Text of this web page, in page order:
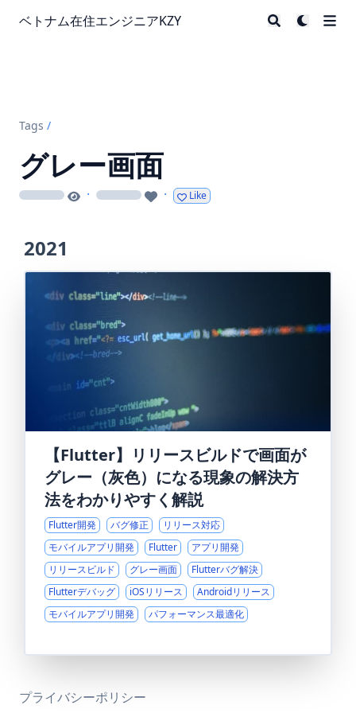
ベトナム在住エンジニアKZY
Tags /
グレー画面
loading · loading · Like
2021
【Flutter】リリースビルドで画面が
グレー（灰色）になる現象の解決方
法をわかりやすく解説
Flutter開発 バグ修正
リリース対応
モバイルアプリ開発
Flutter
アプリ開発
リリースビルド
グレー画面
Flutterバグ解決
Flutterデバッグ
iOSリリース
Androidリリース
モバイルアプリ開発
パフォーマンス最適化
プライバシーポリシー